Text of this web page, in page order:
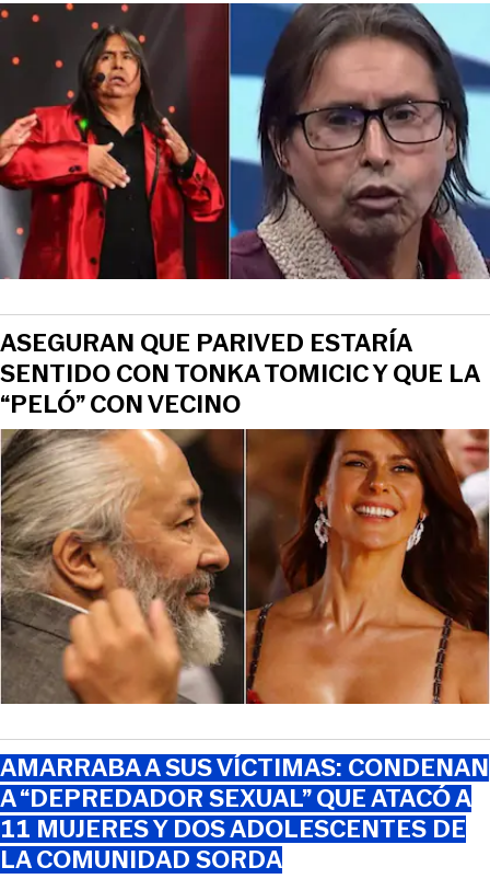
ASEGURAN QUE PARIVED ESTARÍA
SENTIDO CON TONKA TOMICIC Y QUE LA
“PELÓ” CON VECINO
AMARRABA A SUS VÍCTIMAS: CONDENAN
A “DEPREDADOR SEXUAL” QUE ATACÓ A
11 MUJERES Y DOS ADOLESCENTES DE
LA COMUNIDAD SORDA